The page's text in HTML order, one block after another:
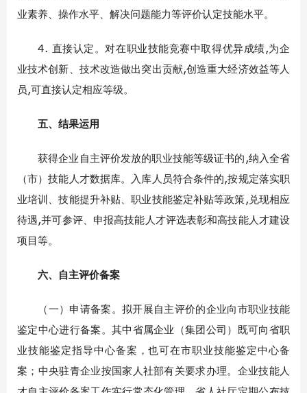
业素养、操作水平、解决问题能力等评价认定技能水平。
4. 直接认定。对在职业技能竞赛中取得优异成绩,为企
业技术创新、技术改造做出突出贡献,创造重大经济效益等人
员,可直接认定相应等级。
五、结果运用
获得企业自主评价发放的职业技能等级证书的,纳入全省
（市）技能人才数据库。入库人员符合条件的,按规定落实职
业培训、技能提升补贴、职业技能鉴定补贴等政策,兑现相应
待遇,并可参评、申报高技能人才评选表彰和高技能人才建设
项目等。
六、自主评价备案
（一）申请备案。拟开展自主评价的企业向市职业技能
鉴定中心进行备案。其中省属企业（集团公司）既可向省职
业技能鉴定指导中心备案，也可在市职业技能鉴定中心备
案；中央驻青企业按国家人社部有关要求办理。企业技能人